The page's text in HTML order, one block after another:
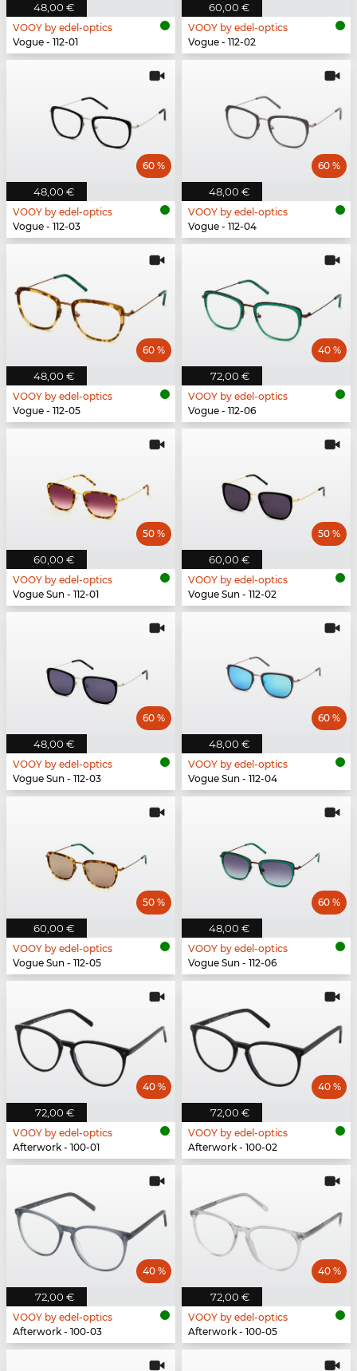
48,00 €
VOOY by edel-optics
Vogue - 112-01
60,00 €
VOOY by edel-optics
Vogue - 112-02
48,00 €
60 %
VOOY by edel-optics
Vogue - 112-03
48,00 €
60 %
VOOY by edel-optics
Vogue - 112-04
48,00 €
60 %
VOOY by edel-optics
Vogue - 112-05
72,00 €
40 %
VOOY by edel-optics
Vogue - 112-06
60,00 €
50 %
VOOY by edel-optics
Vogue Sun - 112-01
60,00 €
50 %
VOOY by edel-optics
Vogue Sun - 112-02
48,00 €
60 %
VOOY by edel-optics
Vogue Sun - 112-03
48,00 €
60 %
VOOY by edel-optics
Vogue Sun - 112-04
60,00 €
50 %
VOOY by edel-optics
Vogue Sun - 112-05
48,00 €
60 %
VOOY by edel-optics
Vogue Sun - 112-06
72,00 €
40 %
VOOY by edel-optics
Afterwork - 100-01
72,00 €
40 %
VOOY by edel-optics
Afterwork - 100-02
72,00 €
40 %
VOOY by edel-optics
Afterwork - 100-03
72,00 €
40 %
VOOY by edel-optics
Afterwork - 100-05